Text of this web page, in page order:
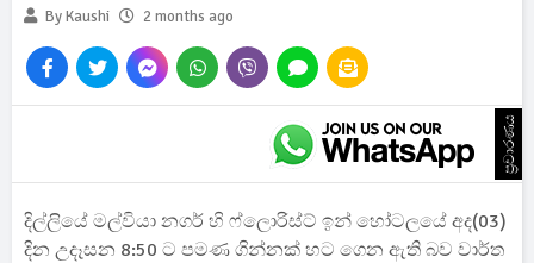
By Kaushi
2 months ago
ප්‍රචාරණය
දිල්ලියේ මල්වියා නගර් හි ෆ්ලොරිස්ට් ඉන් හෝටලයේ අද(03)
දින උදෑසන 8:50 ට පමණ ගින්නක් හට ගෙන ඇති බව වාර්ත